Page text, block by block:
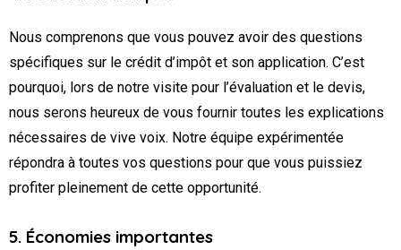
Nous comprenons que vous pouvez avoir des questions
spécifiques sur le crédit d’impôt et son application. C’est
pourquoi, lors de notre visite pour l’évaluation et le devis,
nous serons heureux de vous fournir toutes les explications
nécessaires de vive voix. Notre équipe expérimentée
répondra à toutes vos questions pour que vous puissiez
profiter pleinement de cette opportunité.
5. Économies importantes